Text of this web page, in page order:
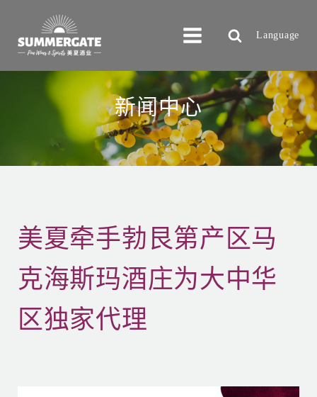
Language
新闻中心
美夏牵手勃艮第产区马
克海斯玛酒庄为大中华
区独家代理